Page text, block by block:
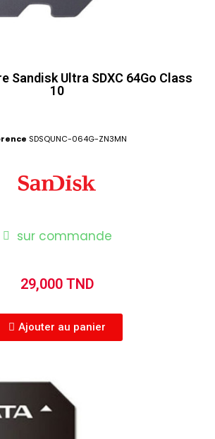
Sandisk Ultra SDXC 64Go Class
10
SDSQUNC-064G-ZN3MN
sur commande
29,000 TND
Ajouter au panier